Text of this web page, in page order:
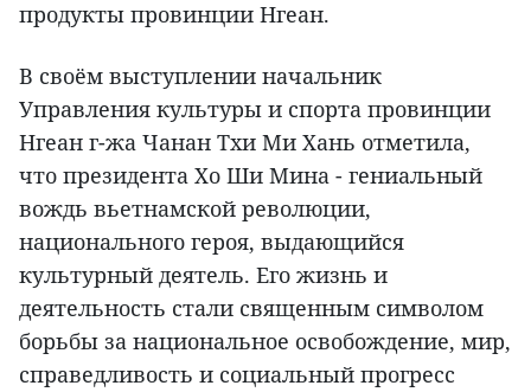
продукты провинции Нгеан.
В своём выступлении начальник
Управления культуры и спорта провинции
Нгеан г-жа Чанан Тхи Ми Хань отметила,
что президента Хо Ши Мина - гениальный
вождь вьетнамской революции,
национального героя, выдающийся
культурный деятель. Его жизнь и
деятельность стали священным символом
борьбы за национальное освобождение, мир,
справедливость и социальный прогресс